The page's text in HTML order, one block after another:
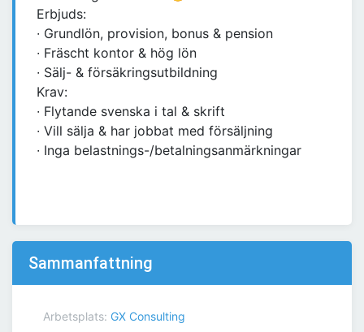
Erbjuds:
∙ Grundlön, provision, bonus & pension
∙ Fräscht kontor & hög lön
∙ Sälj- & försäkringsutbildning
Krav:
∙ Flytande svenska i tal & skrift
∙ Vill sälja & har jobbat med försäljning
∙ Inga belastnings-/betalningsanmärkningar
Sammanfattning
Arbetsplats: GX Consulting